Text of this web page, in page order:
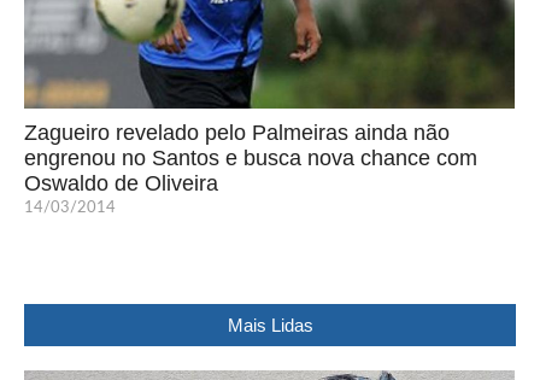
Zagueiro revelado pelo Palmeiras ainda não
engrenou no Santos e busca nova chance com
Oswaldo de Oliveira
14/03/2014
Mais Lidas